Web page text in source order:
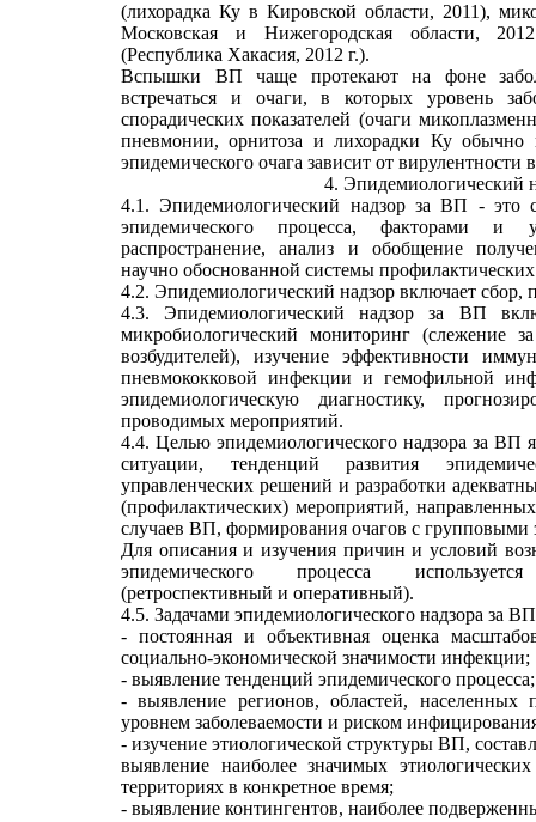
(лихорадка Ку в Кировской области, 2011),
Московская и Нижегородская области,
(Республика Хакасия, 2012 г.).
Вспышки ВП чаще протекают на фоне
встречаться и очаги, в которых уровень
спорадических показателей (очаги
пневмонии, орнитоза и лихорадки Ку
эпидемического очага зависит от вирулентности
4. Эпидемиологический
4.1. Эпидемиологический надзор за ВП - это
эпидемического процесса, факторами
распространение, анализ и обобщение
научно обоснованной системы
4.2. Эпидемиологический надзор включает сбор,
4.3. Эпидемиологический надзор за ВП
микробиологический мониторинг (слежение
возбудителей), изучение эффективности
пневмококковой инфекции и гемофильной
эпидемиологическую диагностику,
проводимых мероприятий.
4.4. Целью эпидемиологического надзора за ВП
ситуации, тенденций развития
управленческих решений и разработки
(профилактических) мероприятий,
случаев ВП, формирования очагов с групповыми
Для описания и изучения причин и условий
эпидемического процесса
(ретроспективный и оперативный).
4.5. Задачами эпидемиологического надзора за
- постоянная и объективная оценка
социально-экономической значимости инфекции;
- выявление тенденций эпидемического процесса;
- выявление регионов, областей,
уровнем заболеваемости и риском
- изучение этиологической структуры ВП,
выявление наиболее значимых
территориях в конкретное время;
- выявление контингентов, наиболее